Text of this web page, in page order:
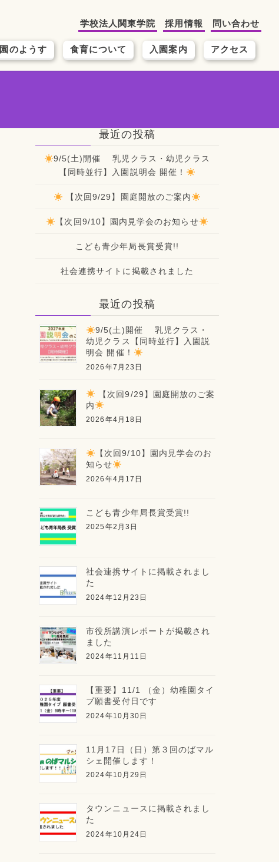
園のようす 食育について 入園案内 アクセス
学校法人関東学院 採用情報 問い合わせ
最近の投稿
9/5(土)開催 乳児クラス・幼児クラス
【同時並行】入園説明会 開催！
【次回9/29】園庭開放のご案内
【次回9/10】園内見学会のお知らせ
こども青少年局長賞受賞!!
社会連携サイトに掲載されました
最近の投稿
9/5(土)開催 乳児クラス・
幼児クラス【同時並行】入園説
明会 開催！
2026年7月23日
【次回9/29】園庭開放のご案
内
2026年4月18日
【次回9/10】園内見学会のお
知らせ
2026年4月17日
こども青少年局長賞受賞!!
2025年2月3日
社会連携サイトに掲載されまし
た
2024年12月23日
市役所講演レポートが掲載され
ました
2024年11月11日
【重要】11/1 （金）幼稚園タイ
プ願書受付日です
2024年10月30日
11月17日（日）第３回のばマル
シェ開催します！
2024年10月29日
タウンニュースに掲載されまし
た
2024年10月24日